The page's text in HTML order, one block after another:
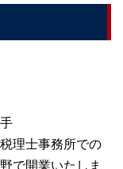
理士事務所での
で開業いたしま